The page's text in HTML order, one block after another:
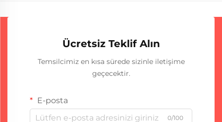
Ücretsiz Teklif Alın
Temsilcimiz en kısa sürede sizinle iletişime
geçecektir.
E-posta
0/100